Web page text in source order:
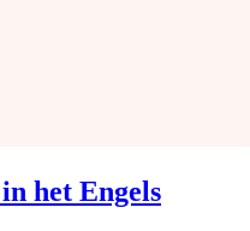
het Engels